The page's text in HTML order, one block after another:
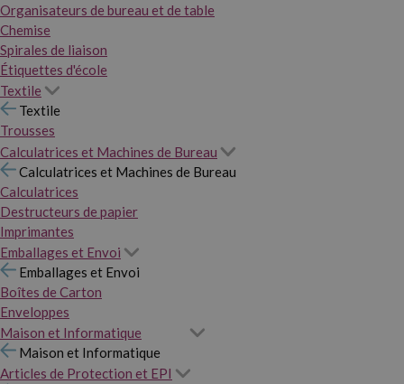
Organisateurs de bureau et de table
Chemise
Spirales de liaison
Étiquettes d'école
Textile
Textile
Trousses
Calculatrices et Machines de Bureau
Calculatrices et Machines de Bureau
Calculatrices
Destructeurs de papier
Imprimantes
Emballages et Envoi
Emballages et Envoi
Boîtes de Carton
Enveloppes
Maison et Informatique
Maison et Informatique
Articles de Protection et EPI